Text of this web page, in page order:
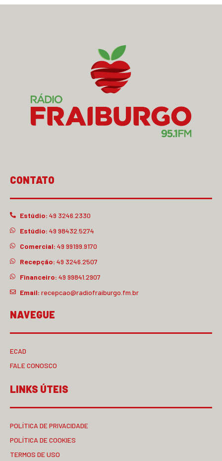
CONTATO
Estúdio: 49 3246.2330
Estúdio: 49 98432.5274
Comercial: 49 99199.9170
Recepção: 49 3246.2507
Financeiro: 49 99841.2907
Email: recepcao@radiofraiburgo.fm.br
NAVEGUE
ECAD
FALE CONOSCO
LINKS ÚTEIS
POLÍTICA DE PRIVACIDADE
POLÍTICA DE COOKIES
TERMOS DE USO